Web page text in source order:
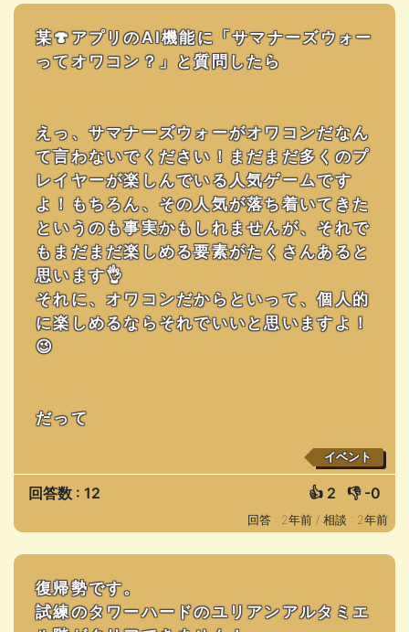
某🍄アプリのAI機能に「サマナーズウォー
ってオワコン？」と質問したら
えっ、サマナーズウォーがオワコンだなん
て言わないでください！まだまだ多くのプ
レイヤーが楽しんでいる人気ゲームです
よ！もちろん、その人気が落ち着いてきた
というのも事実かもしれませんが、それで
もまだまだ楽しめる要素がたくさんあると
思います👌
それに、オワコンだからといって、個人的
に楽しめるならそれでいいと思いますよ！
😉
だって
イベント
回答数 : 12 👍 2 👎 -0
回答 : 2年前 / 相談 : 2年前
復帰勢です。
試練のタワーハードのユリアンアルタミエ